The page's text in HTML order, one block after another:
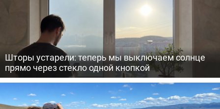
Шторы устарели: теперь мы выключаем солнце
прямо через стекло одной кнопкой